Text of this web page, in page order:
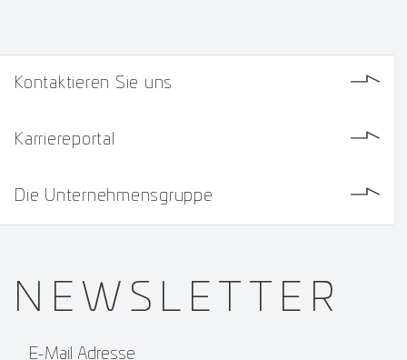
Kontaktieren Sie uns
Karriereportal
Die Unternehmensgruppe
NEWS­ LETTER
E-Mail Adresse